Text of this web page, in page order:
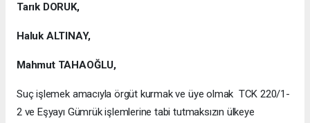
Tarık DORUK,
Haluk ALTINAY,
Mahmut TAHAOĞLU,
Suç işlemek amacıyla örgüt kurmak ve üye olmak TCK 220/1-
2 ve Eşyayı Gümrük işlemlerine tabi tutmaksızın ülkeye